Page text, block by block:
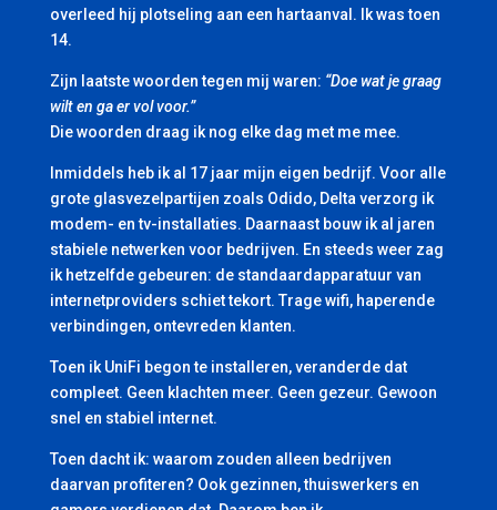
overleed hij plotseling aan een hartaanval. Ik was toen
14.
Zijn laatste woorden tegen mij waren: “Doe wat je graag
wilt en ga er vol voor.”
Die woorden draag ik nog elke dag met me mee.
Inmiddels heb ik al 17 jaar mijn eigen bedrijf. Voor alle
grote glasvezelpartijen zoals Odido, Delta verzorg ik
modem- en tv-installaties. Daarnaast bouw ik al jaren
stabiele netwerken voor bedrijven. En steeds weer zag
ik hetzelfde gebeuren: de standaardapparatuur van
internetproviders schiet tekort. Trage wifi, haperende
verbindingen, ontevreden klanten.
Toen ik UniFi begon te installeren, veranderde dat
compleet. Geen klachten meer. Geen gezeur. Gewoon
snel en stabiel internet.
Toen dacht ik: waarom zouden alleen bedrijven
daarvan profiteren? Ook gezinnen, thuiswerkers en